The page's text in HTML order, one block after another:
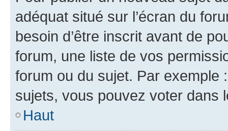
adéquat situé sur l’écran du
besoin d’être inscrit avant de
forum, une liste de vos
forum ou du sujet. Par exemple
sujets, vous pouvez voter dans
Haut